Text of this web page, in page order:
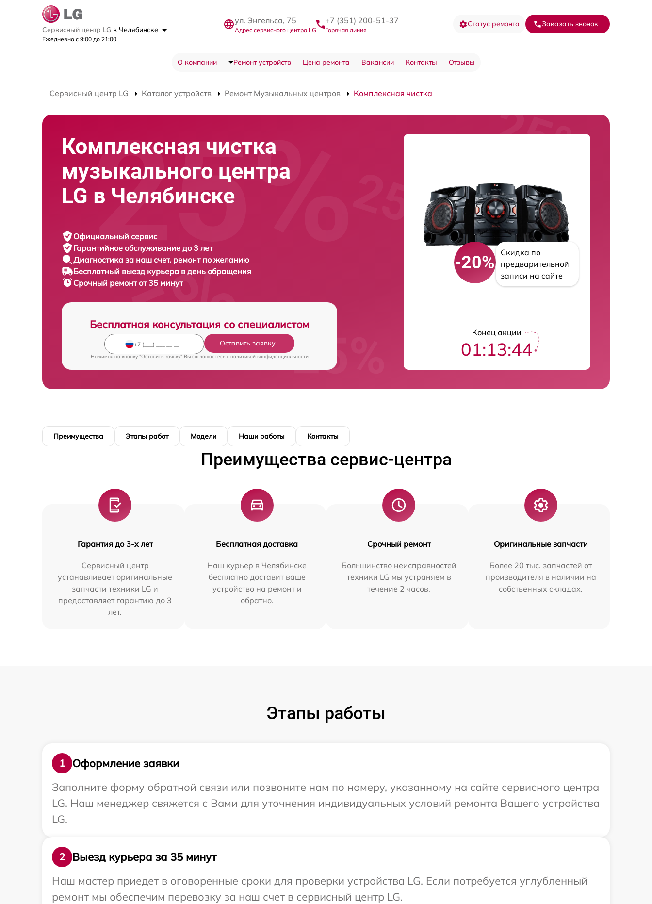
Сервисный центр LG в Челябинске
Ежедневно с 9:00 до 21:00
ул. Энгельса, 75
Адрес сервисного центра LG
+7 (351) 200-51-37
Горячая линия
Статус ремонта Заказать звонок
О компании Ремонт устройств Цена ремонта Вакансии Контакты Отзывы
Сервисный центр LG Каталог устройств Ремонт Музыкальных центров Комплексная чистка
Комплексная чистка
музыкального центра
LG в Челябинске
Официальный сервис
Гарантийное обслуживание до 3 лет
Диагностика за наш счет, ремонт по желанию
Бесплатный выезд курьера в день обращения
Срочный ремонтот 35 минут
Бесплатная консультация со специалистом
Оставить заявку
Нажимая на кнопку "Оставить заявку" Вы соглашаетесь c политикой конфиденциальности
-20%
Скидка по
предварительной
записи на сайте
Конец акции
01:13:43
Преимущества Этапы работ Модели Наши работы Контакты
Преимущества сервис-центра
Гарантия до 3-х лет
Сервисный центр
устанавливает оригинальные
запчасти техники LG и
предоставляет гарантию до 3
лет.
Бесплатная доставка
Наш курьер в Челябинске
бесплатно доставит ваше
устройство на ремонт и
обратно.
Срочный ремонт
Большинство неисправностей
техники LG мы устраняем в
течение 2 часов.
Оригинальные запчасти
Более 20 тыс. запчастей от
производителя в наличии на
собственных складах.
Этапы работы
1
Оформление заявки
Заполните форму обратной связи или позвоните нам по номеру, указанному на сайте сервисного центра
LG. Наш менеджер свяжется с Вами для уточнения индивидуальных условий ремонта Вашего устройства
LG.
2
Выезд курьера за 35 минут
Наш мастер приедет в оговоренные сроки для проверки устройства LG. Если потребуется углубленный
ремонт мы обеспечим перевозку за наш счет в сервисный центр LG.